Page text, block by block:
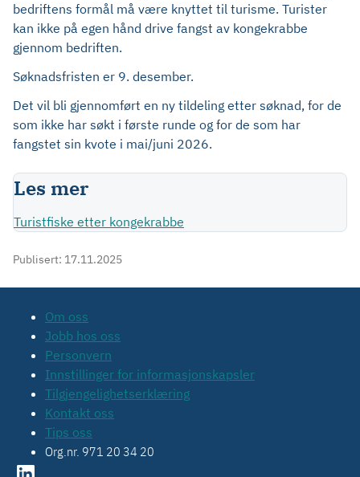
bedriftens formål må være knyttet til turisme. Turister
kan ikke på egen hånd drive fangst av kongekrabbe
gjennom bedriften.
Søknadsfristen er 9. desember.
Det vil bli gjennomført en ny tildeling etter søknad, for de
som ikke har søkt i første runde og for de som har
fangstet sin kvote i mai/juni 2026.
Les mer
Turistfiske etter kongekrabbe
Publisert: 17.11.2025
Om oss
Jobb hos oss
Personvern
Innstillinger for informasjonskapsler
Tilgjengelighetserklæring
Kontakt oss
Tips oss
Org.nr. 971 20 34 20